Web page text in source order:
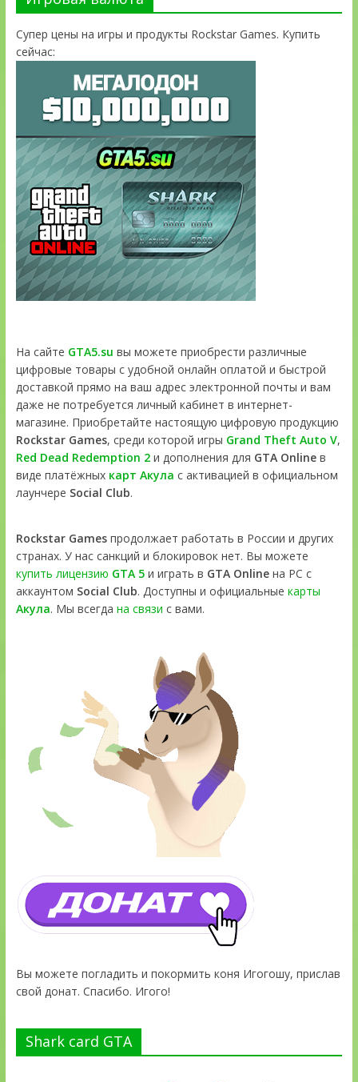
Супер цены на игры и продукты Rockstar Games. Купить
сейчас:
На сайте GTA5.su вы можете приобрести различные
цифровые товары с удобной онлайн оплатой и быстрой
доставкой прямо на ваш адрес электронной почты и вам
даже не потребуется личный кабинет в интернет-
магазине. Приобретайте настоящую цифровую продукцию
Rockstar Games, среди которой игры Grand Theft Auto V,
Red Dead Redemption 2и дополнения для GTA Onlineв
виде платёжных карт Акула с активацией в официальном
лаунчере Social Club.
Rockstar Gamesпродолжает работать в России и других
странах. У нас санкций и блокировок нет. Вы можете
купить лицензию GTA 5и играть в GTA Onlineна PC с
аккаунтом Social Club. Доступны и официальные карты
Акула. Мы всегда на связи с вами.
Вы можете погладить и покормить коня Игогошу, прислав
свой донат. Спасибо. Игого!
Shark card GTA